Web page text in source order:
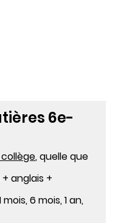
6e-
, quelle que
anglais +
6 mois, 1 an,